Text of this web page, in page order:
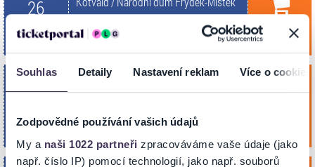
Souhlas Detaily Nastavení reklam Více o cookies
Zodpovědné používání vašich údajů
My a naši 1022 partneři zpracováváme vaše údaje (jako
např. číslo IP) pomocí technologií, jako např. souborů
26
Zář. 2026
17:30
FRÝDEK-MÍSTEK
Koupit
17
Dub. 2027
15:30
TECHTLE MECHTLE - HALÓ, TADY
MÁMA!
Národní dům
FRÝDEK-MÍSTEK